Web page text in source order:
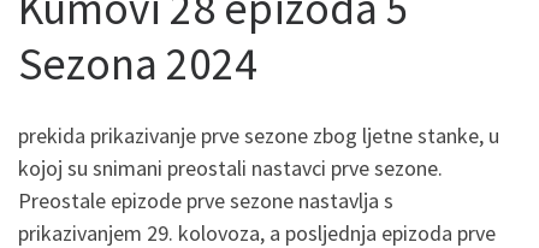
Sezona 2024
prekida prikazivanje prve sezone zbog ljetne stanke, u
kojoj su snimani preostali nastavci prve sezone.
Preostale epizode prve sezone nastavlja s
prikazivanjem 29. kolovoza, a posljednja epizoda prve